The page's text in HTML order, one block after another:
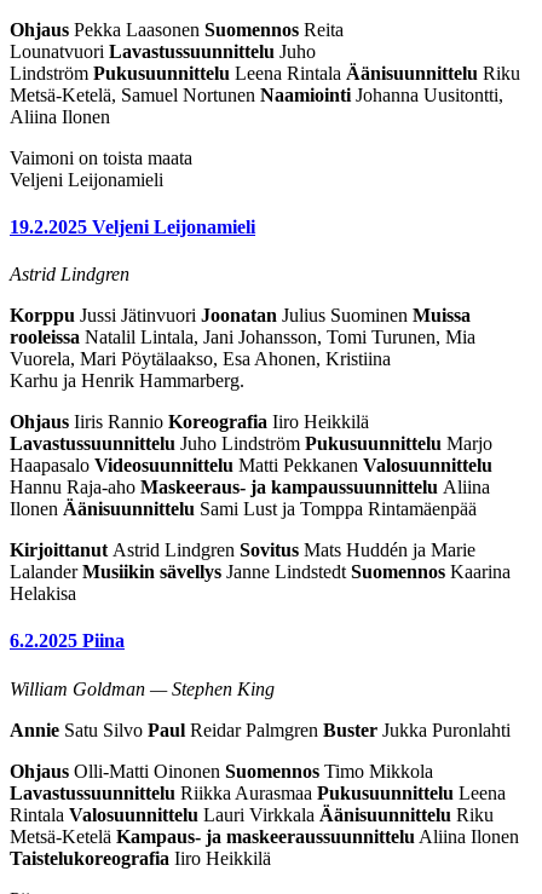
Ohjaus Pekka Laasonen Suomennos Reita
Lounatvuori Lavastussuunnittelu Juho
Lindström Pukusuunnittelu Leena Rintala Äänisuunnittelu Riku
Metsä-Ketelä, Samuel Nortunen Naamiointi Johanna Uusitontti,
Aliina Ilonen
Vaimoni on toista maata
Veljeni Leijonamieli
19.2.2025 Veljeni Leijonamieli
Astrid Lindgren
Korppu Jussi Jätinvuori Joonatan Julius Suominen Muissa
rooleissa Natalil Lintala, Jani Johansson, Tomi Turunen, Mia
Vuorela, Mari Pöytälaakso, Esa Ahonen, Kristiina
Karhu ja Henrik Hammarberg.
Ohjaus Iiris Rannio Koreografia Iiro Heikkilä
Lavastussuunnittelu Juho Lindström Pukusuunnittelu Marjo
Haapasalo Videosuunnittelu Matti Pekkanen Valosuunnittelu
Hannu Raja-aho Maskeeraus- ja kampaussuunnittelu Aliina
Ilonen Äänisuunnittelu Sami Lust ja Tomppa Rintamäenpää
Kirjoittanut Astrid Lindgren Sovitus Mats Huddén ja Marie
LalanderMusiikin sävellys Janne Lindstedt Suomennos Kaarina
Helakisa
6.2.2025 Piina
William Goldman — Stephen King
Annie Satu Silvo Paul Reidar Palmgren Buster Jukka Puronlahti
Ohjaus Olli-Matti Oinonen Suomennos Timo Mikkola
Lavastussuunnittelu Riikka Aurasmaa Pukusuunnittelu Leena
Rintala Valosuunnittelu Lauri Virkkala Äänisuunnittelu Riku
Metsä-Ketelä Kampaus- ja maskeeraussuunnittelu Aliina Ilonen
Taistelukoreografia Iiro Heikkilä